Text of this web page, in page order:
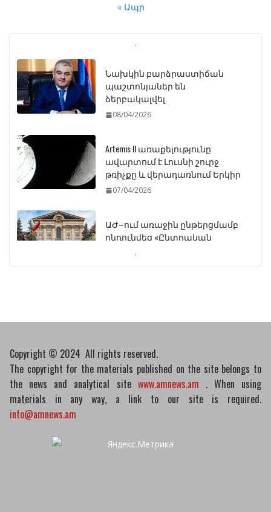
« Ապր
պաշտոնյաներ են
ձերբակալվել
08/04/2026
ավարտում է Լուսնի շուրջ
թռիչքը և վերադառնում Երկիր
07/04/2026
ընդունվեց «Ընտրական
օրենսգրքի» փոփոխության
նախագիծը
Երկրորդի նկատմամբ
Copyright © 2024 All rights reserved.
The copyright for the materials published on the site belongs to
the news and analytical site www.amnews.am . When using
materials in any way, a link to our site is required.
info@amnews.am